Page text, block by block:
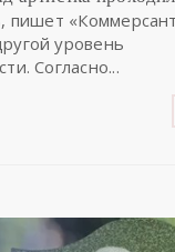
пишет
уровень
Согласно...